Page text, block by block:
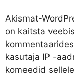
Akismat-
on kaitsta
kasutaja IP -
komeedid